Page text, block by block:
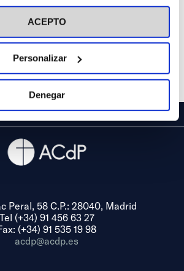
de Cookies
ACEPTO
Personalizar
Denegar
Peral, 58 C.P.: 28040, Madrid
Tel (+34) 91 456 63 27
(+34) 91 535 19 98
acdp@acdp.es